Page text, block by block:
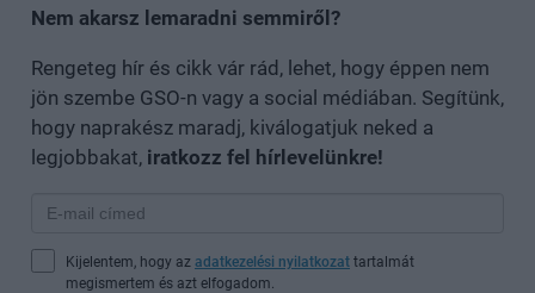
Nem akarsz lemaradni semmiről?
Rengeteg hír és cikk vár rád, lehet, hogy éppen nem
jön szembe GSO-n vagy a social médiában. Segítünk,
hogy naprakész maradj, kiválogatjuk neked a
legjobbakat, iratkozz fel hírlevelünkre!
Kijelentem, hogy az adatkezelési nyilatkozat tartalmát
megismertem és azt elfogadom.